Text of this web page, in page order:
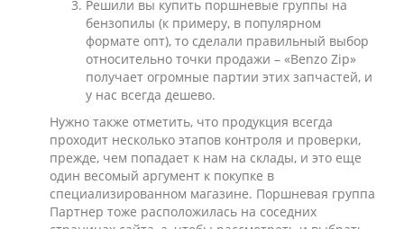
Решили вы купить поршневые группы на
бензопилы (к примеру, в популярном
формате опт), то сделали правильный выбор
относительно точки продажи – «Benzo Zip»
получает огромные партии этих запчастей, и
у нас всегда дешево.
Нужно также отметить, что продукция всегда
проходит несколько этапов контроля и проверки,
прежде, чем попадает к нам на склады, и это еще
один весомый аргумент к покупке в
специализированном магазине. Поршневая группа
Партнер тоже расположилась на соседних